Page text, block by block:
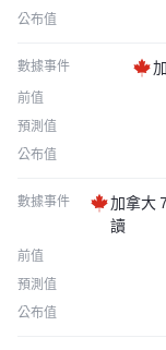
公布值
數據事件
前值
預測值
公布值
數據事件
加拿大
讀
前值
預測值
公布值